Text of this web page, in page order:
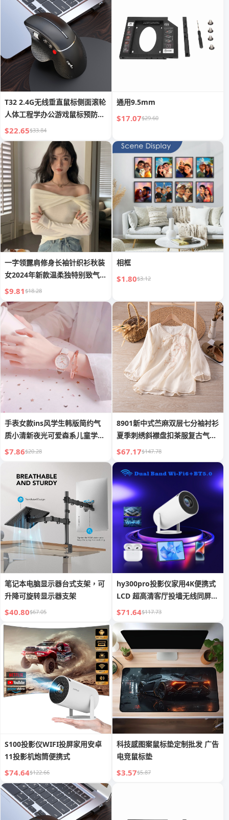
T32 2.4G无线垂直鼠标侧面滚轮
人体工程学办公游戏鼠标预防鼠
标手
$22.65$33.84
通用9.5mm
$17.07$29.60
一字领露肩修身长袖针织衫秋装
女2024年新款温柔独特别致气质
上衣
$9.81$18.28
相框
$1.80$3.12
手表女款ins风学生韩版简约气
质小清新夜光可爱森系儿童学院
电子
$7.86$20.28
8901新中式苎麻双层七分袖衬衫
夏季刺绣斜襟盘扣茶服复古气质
小衫
$67.17$147.78
笔记本电脑显示器台式支架，可
升降可旋转显示器支架
$40.80$67.05
hy300pro投影仪家用4K便携式
LCD 超高清客厅投墙无线同屏投
影
$71.64$117.73
S100投影仪WIFI投屏家用安卓
11投影机炮筒便携式
$74.64$122.66
科技感图案鼠标垫定制批发 广告
电竞鼠标垫
$3.57$5.87